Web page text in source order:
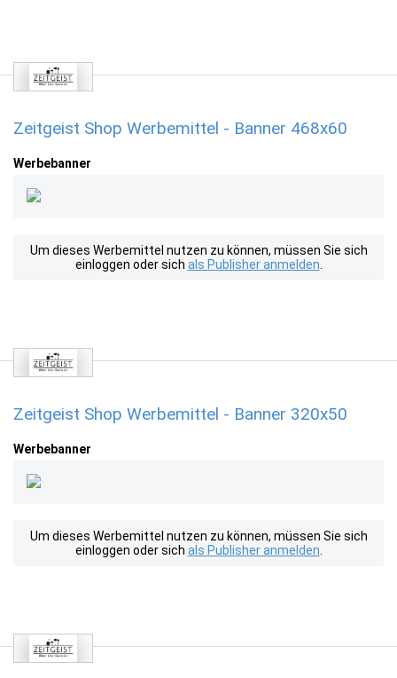
Zeitgeist Shop Werbemittel - Banner 468x60
Werbebanner
Um dieses Werbemittel nutzen zu können, müssen Sie sich
einloggen oder sich als Publisher anmelden
Zeitgeist Shop Werbemittel - Banner 320x50
Werbebanner
Um dieses Werbemittel nutzen zu können, müssen Sie sich
einloggen oder sich als Publisher anmelden